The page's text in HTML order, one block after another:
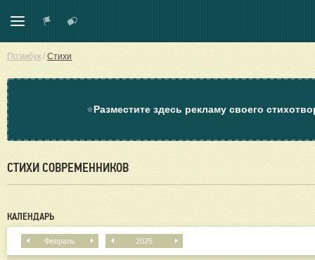
Поэмбук / Стихи
⭐Разместите здесь рекламу своего
СТИХИ СОВРЕМЕННИКОВ
КАЛЕНДАРЬ
Февраль 2025